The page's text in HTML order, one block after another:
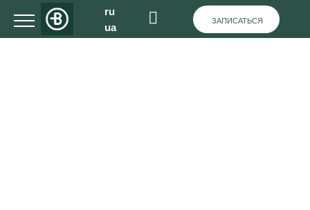
ru
ua
ЗАПИСАТЬСЯ